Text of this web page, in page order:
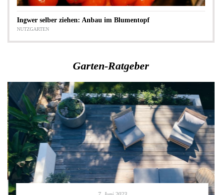
Ingwer selber ziehen: Anbau im Blumentopf
NUTZGARTEN
Garten-Ratgeber